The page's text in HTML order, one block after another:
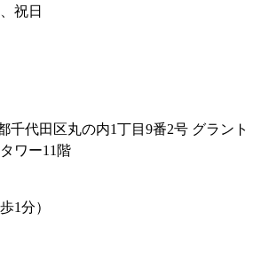
祝日
千代田区丸の内1丁目9番2号 グラント
ワー11階
1分）